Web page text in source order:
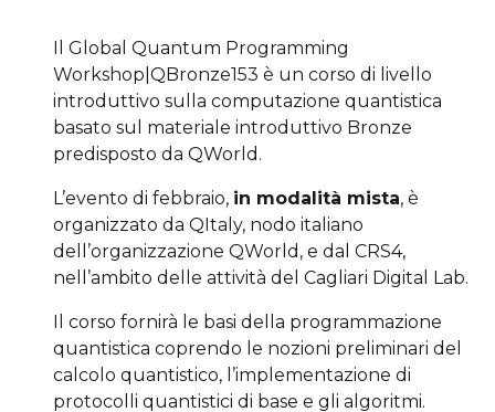
Il Global Quantum Programming
Workshop|QBronze153 è un corso di livello
introduttivo sulla computazione quantistica
basato sul materiale introduttivo Bronze
predisposto da QWorld.
L’evento di febbraio, in modalità mista, è
organizzato da QItaly, nodo italiano
dell’organizzazione QWorld, e dal CRS4,
nell’ambito delle attività del Cagliari Digital Lab.
Il corso fornirà le basi della programmazione
quantistica coprendo le nozioni preliminari del
calcolo quantistico, l’implementazione di
protocolli quantistici di base e gli algoritmi.